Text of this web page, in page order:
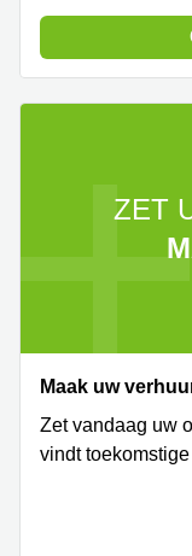
Nijmegen
ZET
Maak uw
Zet vandaag uw
vindt